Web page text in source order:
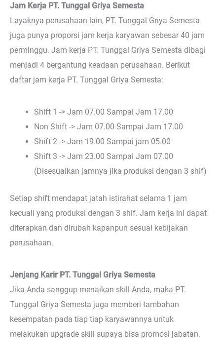
Jam Kerja PT. Tunggal Griya Semesta
Layaknya perusahaan lain, PT. Tunggal Griya Semesta
juga punya proporsi jam kerja karyawan sebesar 40 jam
perminggu. Jam kerja PT. Tunggal Griya Semesta dibagi
menjadi 4 bergantung keadaan perusahaan. Berikut
daftar jam kerja PT. Tunggal Griya Semesta:
Shift 1 -> Jam 07.00 Sampai Jam 17.00
Non Shift -> Jam 07.00 Sampai Jam 17.00
Shift 2 -> Jam 19.00 Sampai jam 05.00
Shift 3 -> Jam 23.00 Sampai Jam 07.00
(Disesuaikan jamnya jika produksi dengan 3 shif)
Setiap shift mendapat jatah istirahat selama 1 jam
kecuali yang produksi dengan 3 shif. Jam kerja ini dapat
diterapkan dan dirubah kapanpun sesuai kebijakan
perusahaan.
Jenjang Karir PT. Tunggal Griya Semesta
Jika Anda sanggup menaikan skill Anda, maka PT.
Tunggal Griya Semesta juga memberi tambahan
kesempatan pada tiap tiap karyawannya untuk
melakukan upgrade skill supaya bisa promosi jabatan.